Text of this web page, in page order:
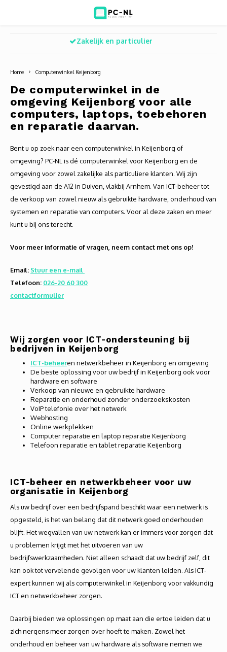
Hoofdmenu / ict voor bedrijven
Zakelijke wifi oplossingen
BlueSquad is PC-NL
Office 365 for business
Hoofdmenu / shop
Computers
Accessoires
Zakelijk en particulier
Home Computerwinkel Keijenborg
De computerwinkel in de
omgeving Keijenborg voor alle
computers, laptops, toebehoren
en reparatie daarvan.
Bent u op zoek naar een computerwinkel in Keijenborg of
omgeving? PC-NL is dé computerwinkel voor Keijenborg en de
omgeving voor zowel zakelijke als particuliere klanten. Wij zijn
gevestigd aan de A12 in Duiven, vlakbij Arnhem. Van ICT-beheer tot
de verkoop van zowel nieuw als gebruikte hardware, onderhoud van
systemen en reparatie van computers. Voor al deze zaken en meer
kunt u bij ons terecht.
Voor meer informatie of vragen, neem contact met ons op!
Email: Stuur een e-mail
Telefoon: 026-20 60 300
contactformulier
Wij zorgen voor ICT-ondersteuning bij
bedrijven in Keijenborg
ICT-beheeren netwerkbeheer in Keijenborg en omgeving
De beste oplossing voor uw bedrijf in Keijenborg ook voor
hardware en software
Verkoop van nieuwe en gebruikte hardware
Reparatie en onderhoud zonder onderzoekskosten
VoIP telefonie over het netwerk
Webhosting
Online werkplekken
Computer reparatie en laptop reparatie Keijenborg
Telefoon reparatie en tablet reparatie Keijenborg
ICT-beheer en netwerkbeheer voor uw
organisatie in Keijenborg
Als uw bedrijf over een bedrijfspand beschikt waar een netwerk is
opgesteld, is het van belang dat dit netwerk goed onderhouden
blijft. Het wegvallen van uw netwerk kan er immers voor zorgen dat
u problemen krijgt met het uitvoeren van uw
bedrijfswerkzaamheden. Niet alleen schaadt dat uw bedrijf zelf, dit
kan ook tot vervelende gevolgen voor uw klanten leiden. Als ICT-
expert kunnen wij als computerwinkel in Keijenborg voor vakkundig
ICT en netwerkbeheer zorgen.
Daarbij bieden we oplossingen op maat aan die ertoe leiden dat u
zich nergens meer zorgen over hoeft te maken. Zowel het
onderhoud en beheer van uw hardware als software nemen we